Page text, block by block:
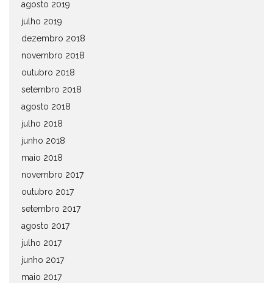
agosto 2019
julho 2019
dezembro 2018
novembro 2018
outubro 2018
setembro 2018
agosto 2018
julho 2018
junho 2018
maio 2018
novembro 2017
outubro 2017
setembro 2017
agosto 2017
julho 2017
junho 2017
maio 2017